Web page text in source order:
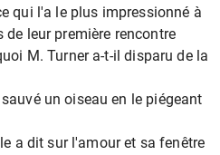
qui l'a le plus impressionné à
leur première rencontre
M. Turner a-t-il disparu de la
un oiseau en le piégeant
a dit sur l'amour et sa fenêtre